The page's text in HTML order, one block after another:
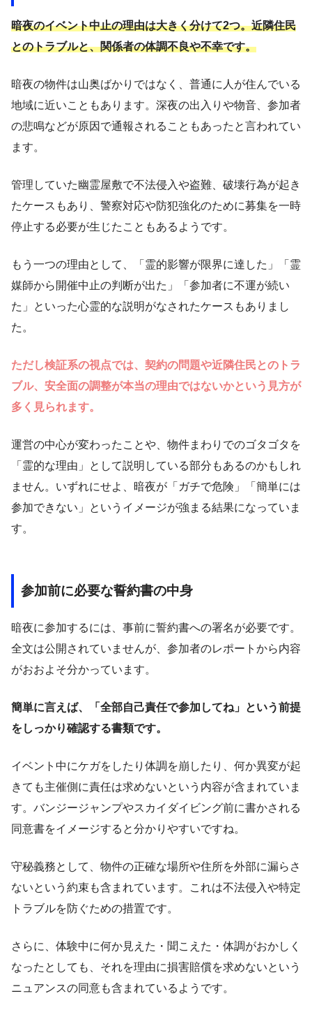
暗夜のイベント中止の理由は大きく分けて2つ。近隣住民
とのトラブルと、関係者の体調不良や不幸です。
暗夜の物件は山奥ばかりではなく、普通に人が住んでいる
地域に近いこともあります。深夜の出入りや物音、参加者
の悲鳴などが原因で通報されることもあったと言われてい
ます。
管理していた幽霊屋敷で不法侵入や盗難、破壊行為が起き
たケースもあり、警察対応や防犯強化のために募集を一時
停止する必要が生じたこともあるようです。
もう一つの理由として、「霊的影響が限界に達した」「霊
媒師から開催中止の判断が出た」「参加者に不運が続い
た」といった心霊的な説明がなされたケースもありまし
た。
ただし検証系の視点では、契約の問題や近隣住民とのトラ
ブル、安全面の調整が本当の理由ではないかという見方が
多く見られます。
運営の中心が変わったことや、物件まわりでのゴタゴタを
「霊的な理由」として説明している部分もあるのかもしれ
ません。いずれにせよ、暗夜が「ガチで危険」「簡単には
参加できない」というイメージが強まる結果になっていま
す。
参加前に必要な誓約書の中身
暗夜に参加するには、事前に誓約書への署名が必要です。
全文は公開されていませんが、参加者のレポートから内容
がおおよそ分かっています。
簡単に言えば、「全部自己責任で参加してね」という前提
をしっかり確認する書類です。
イベント中にケガをしたり体調を崩したり、何か異変が起
きても主催側に責任は求めないという内容が含まれていま
す。バンジージャンプやスカイダイビング前に書かされる
同意書をイメージすると分かりやすいですね。
守秘義務として、物件の正確な場所や住所を外部に漏らさ
ないという約束も含まれています。これは不法侵入や特定
トラブルを防ぐための措置です。
さらに、体験中に何か見えた・聞こえた・体調がおかしく
なったとしても、それを理由に損害賠償を求めないという
ニュアンスの同意も含まれているようです。